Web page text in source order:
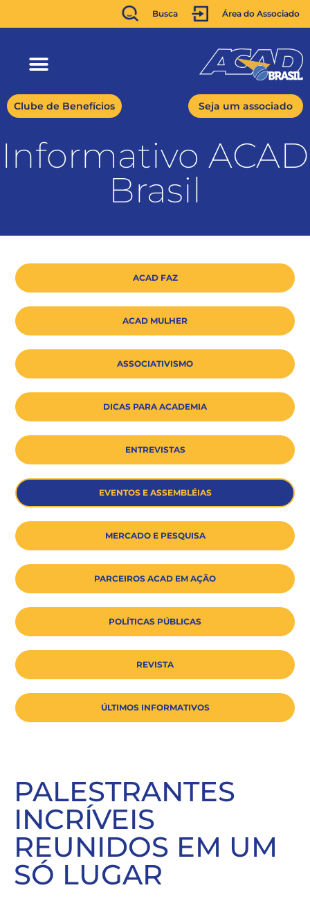
Busca Área do Associado
Clube de Benefícios Seja um associado
Informativo ACAD
Brasil
ACAD FAZ
ACAD MULHER
ASSOCIATIVISMO
DICAS PARA ACADEMIA
ENTREVISTAS
EVENTOS E ASSEMBLÉIAS
MERCADO E PESQUISA
PARCEIROS ACAD EM AÇÃO
POLÍTICAS PÚBLICAS
REVISTA
ÚLTIMOS INFORMATIVOS
PALESTRANTES
INCRÍVEIS
REUNIDOS EM UM
SÓ LUGAR